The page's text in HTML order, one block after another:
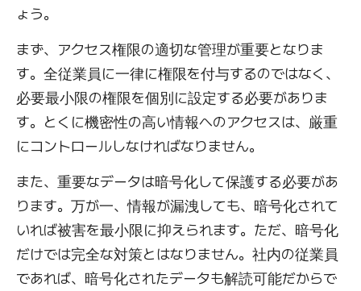
ょう。
まず、アクセス権限の適切な管理が重要となりま
す。全従業員に一律に権限を付与するのではなく、
必要最小限の権限を個別に設定する必要がありま
す。とくに機密性の高い情報へのアクセスは、厳重
にコントロールしなければなりません。
また、重要なデータは暗号化して保護する必要があ
ります。万が一、情報が漏洩しても、暗号化されて
いれば被害を最小限に抑えられます。ただ、暗号化
だけでは完全な対策とはなりません。社内の従業員
であれば、暗号化されたデータも解読可能だからで